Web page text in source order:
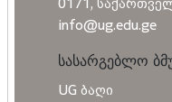
info@ug.edu.ge
სასარგებლო
UG ბაღი